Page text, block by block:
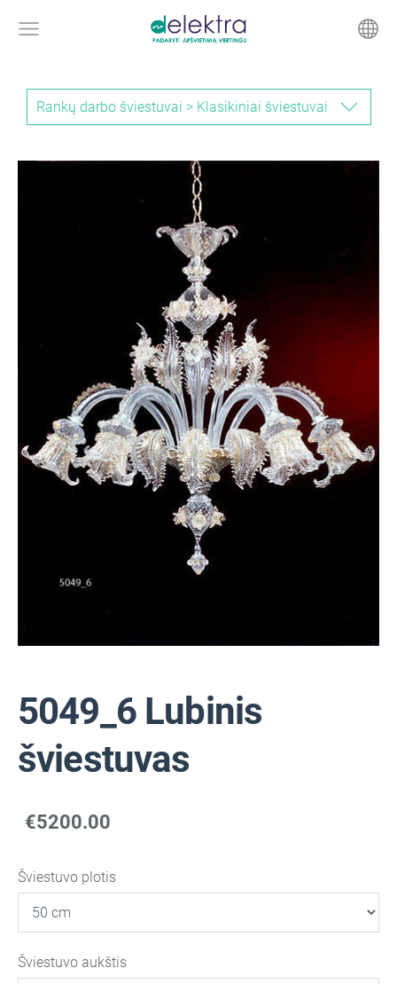
Rankų darbo šviestuvai > Klasikiniai šviestuvai
5049_6 Lubinis
šviestuvas
€5200.00
Šviestuvo plotis
Šviestuvo aukštis